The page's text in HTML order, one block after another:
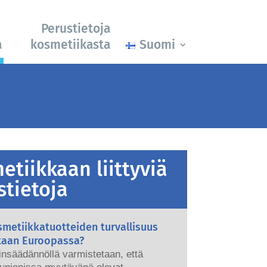
Perustietoja
kosmetiikasta
Suomi
liittyviä
turvallisuus
Euroopassa?
varmistetaan, että